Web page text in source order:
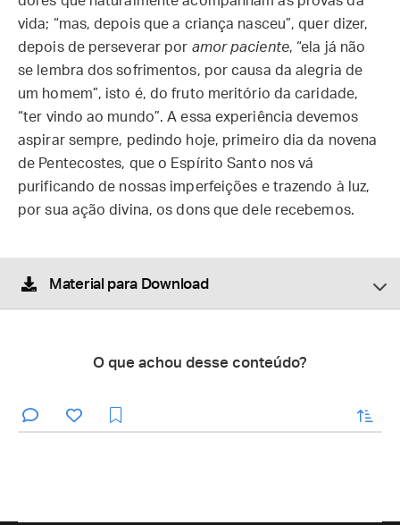
vida; “mas, depois que a criança nasceu”, quer dizer,
depois de perseverar por amor paciente, “ela já não
se lembra dos sofrimentos, por causa da alegria de
um homem”, isto é, do fruto meritório da caridade,
“ter vindo ao mundo”. A essa experiência devemos
aspirar sempre, pedindo hoje, primeiro dia da novena
de Pentecostes, que o Espírito Santo nos vá
purificando de nossas imperfeições e trazendo à luz,
por sua ação divina, os dons que dele recebemos.
Material para Download
O que achou desse conteúdo?
enviar